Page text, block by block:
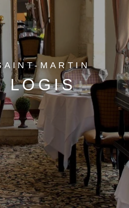
MARTIN
LOGIS